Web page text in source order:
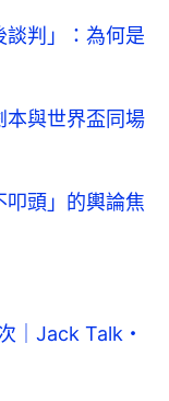
判」：為何是
與世界盃同場
叩頭」的輿論焦
｜Jack Talk・